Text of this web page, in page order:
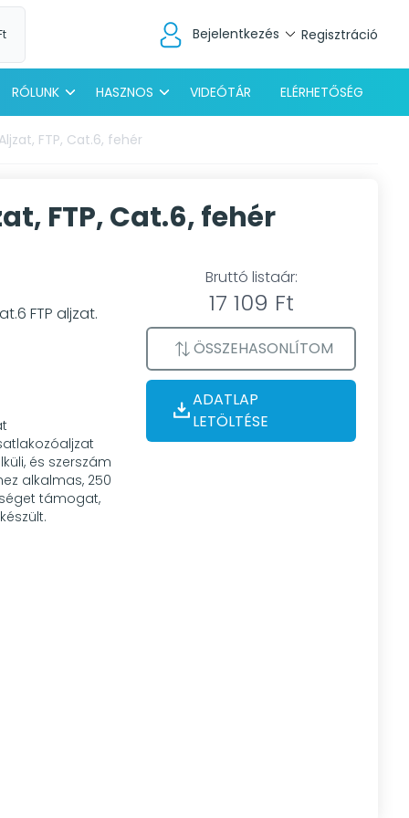
Bejelentkezés Regisztráció
RÓLUNK HASZNOS VIDEÓTÁR ELÉRHETŐSÉG
FTP, Cat.6, fehér
FTP, Cat.6, fehér
FTP aljzat.
és szerszám
alkalmas, 250
támogat,
Bruttó listaár:
17 109 Ft
ÖSSZEHASONLÍTOM
ADATLAP
LETÖLTÉSE